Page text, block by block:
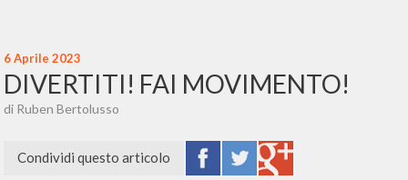
6 Aprile 2023
DIVERTITI! FAI MOVIMENTO!
di Ruben Bertolusso
Condividi questo articolo